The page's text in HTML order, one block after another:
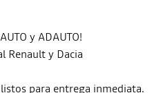
y ADAUTO!
Renault y Dacia
para entrega inmediata.